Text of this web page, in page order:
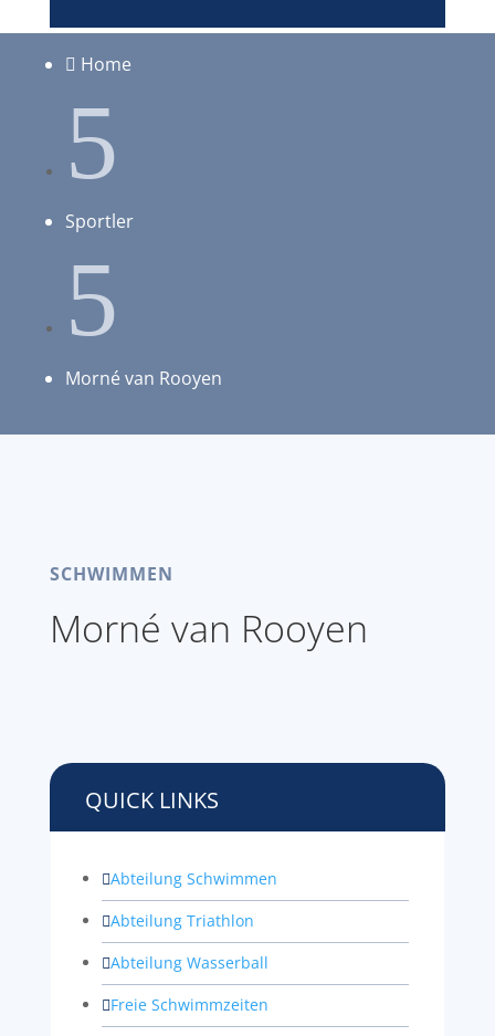
 Home
5
Sportler
5
Morné van Rooyen
SCHWIMMEN
Morné van Rooyen
QUICK LINKS
Abteilung Schwimmen
Abteilung Triathlon
Abteilung Wasserball
Freie Schwimmzeiten